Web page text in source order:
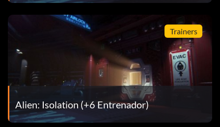
Trainers
Alien: Isolation (+6 Entrenador)